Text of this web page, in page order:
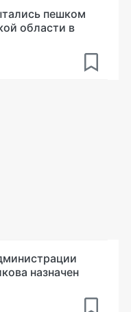
пешком
области в
назначен